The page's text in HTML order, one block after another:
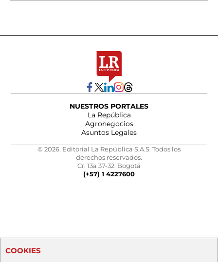
NUESTROS PORTALES
La República
Agronegocios
Asuntos Legales
© 2026, Editorial La República S.A.S. Todos los
derechos reservados.
Cr. 13a 37-32, Bogotá
(+57) 1 4227600
COOKIES